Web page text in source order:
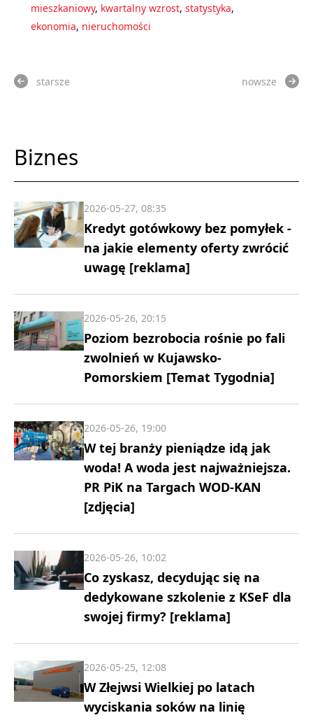
mieszkaniowy, kwartalny wzrost, statystyka,
ekonomia, nieruchomości
starsze nowsze
Biznes
Kredyt gotówkowy bez pomyłek -
na jakie elementy oferty zwrócić
uwagę [reklama]
2026-05-27, 08:35
Poziom bezrobocia rośnie po fali
zwolnień w Kujawsko-
Pomorskiem [Temat Tygodnia]
2026-05-26, 20:15
W tej branży pieniądze idą jak
woda! A woda jest najważniejsza.
PR PiK na Targach WOD-KAN
[zdjęcia]
2026-05-26, 19:00
Co zyskasz, decydując się na
dedykowane szkolenie z KSeF dla
swojej firmy? [reklama]
2026-05-26, 10:02
W Złejwsi Wielkiej po latach
wyciskania soków na linię
2026-05-25, 12:08